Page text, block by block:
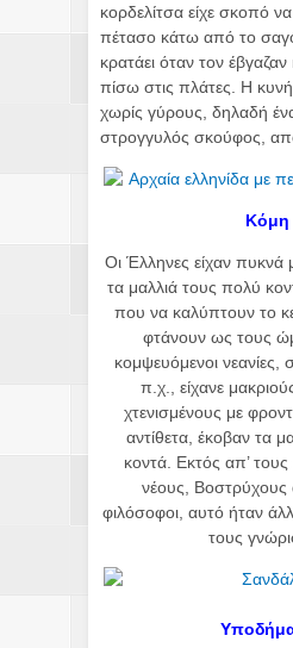
κορδελίτσα είχε σκοπό
πέτασο κάτω από το
κρατάει όταν τον έβγαζαν
πίσω στις πλάτες. Η
χωρίς γύρους, δηλαδή
στρογγυλός σκούφος,
Κόμη
Οι Έλληνες είχαν πυκνά
τα μαλλιά τους πολύ
που να καλύπτουν το
φτάνουν ως τους
κομψευόμενοι νεανίες,
π.χ., είχανε
χτενισμένους με
αντίθετα, έκοβαν τα
κοντά. Εκτός απ’
νέους, Βοστρύχους
φιλόσοφοι, αυτό ήταν
τους